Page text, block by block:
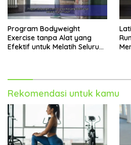
Program Bodyweight
Exercise tanpa Alat yang
Efektif untuk Melatih Seluruh
Rekomendasi untuk kamu